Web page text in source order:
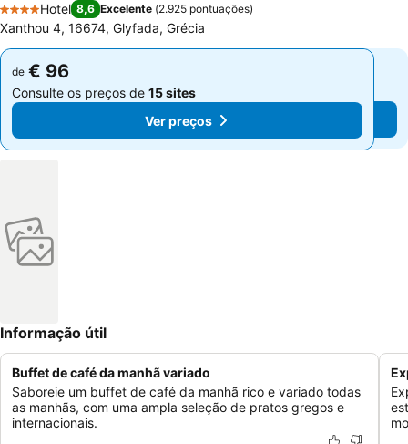
4 Estrelas
Hotel 8,6 Excelente (2.925 pontuações)
Xanthou 4, 16674, Glyfada, Grécia
de € 96
Consulte os preços de 15 sites
Ver preços
de € 96
Consulte os preços de 15 sites
Ver preços
Informação útil
Buffet de café da manhã variado
Saboreie um buffet de café da manhã rico e variado todas
as manhãs, com uma ampla seleção de pratos gregos e
internacionais.